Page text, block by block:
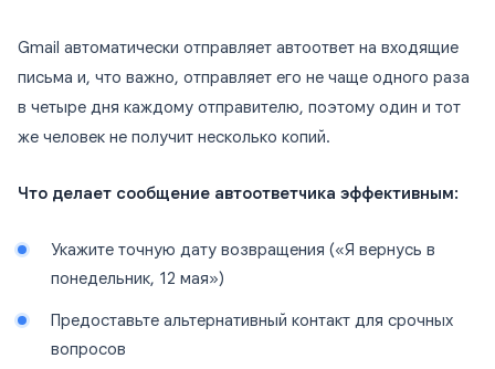
Gmail автоматически отправляет автоответ на входящие
письма и, что важно, отправляет его не чаще одного раза
в четыре дня каждому отправителю, поэтому один и тот
же человек не получит несколько копий.
Что делает сообщение автоответчика эффективным:
Укажите точную дату возвращения («Я вернусь в
понедельник, 12 мая»)
Предоставьте альтернативный контакт для срочных
вопросов